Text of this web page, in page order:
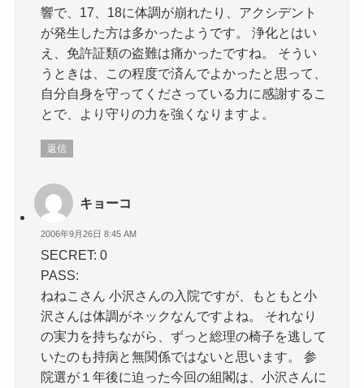
響で、17、18に体調が崩れたり、アクシデント
が発生した方は多かったようです。 浄化とはい
え、免許証類の盗難は痛かったですね。 そうい
うときは、この程度で済んでよかったと思って、
自分自身を守ってくださっている力に感謝するこ
とで、より守りの力を強くなりますよ。
返信
キョーコ
2006年9月26日 8:45 AM
SECRET: 0
PASS:
ねねこさん 小沢さんの入院ですが、もともと小
沢さんは体調がネックなんですよね。 それなり
の実力を持ちながら、ずっと総理の椅子を逃して
いたのも持病と無関係ではないと思います。 参
院選が１年後に迫った今回の組閣は、小沢さんに